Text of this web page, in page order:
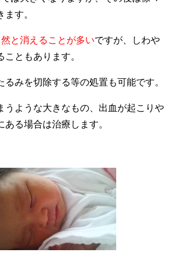
す。
と消えることが多いですが、しわや
ともあります。
るみを切除する等の処置も可能です。
うような大きなもの、出血が起こりや
る場合は治療します。